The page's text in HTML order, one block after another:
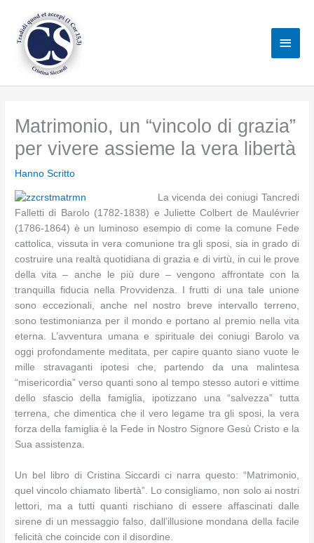
contenuto
Matrimonio, un “vincolo di grazia”
per vivere assieme la vera libertà
Hanno Scritto
La vicenda dei coniugi Tancredi
Falletti di Barolo (1782-1838) e Juliette Colbert de Maulévrier
(1786-1864) è un luminoso esempio di come la comune Fede
cattolica, vissuta in vera comunione tra gli sposi, sia in grado di
costruire una realtà quotidiana di grazia e di virtù, in cui le prove
della vita – anche le più dure – vengono affrontate con la
tranquilla fiducia nella Provvidenza. I frutti di una tale unione
sono eccezionali, anche nel nostro breve intervallo terreno,
sono testimonianza per il mondo e portano al premio nella vita
eterna. L’avventura umana e spirituale dei coniugi Barolo va
oggi profondamente meditata, per capire quanto siano vuote le
mille stravaganti ipotesi che, partendo da una malintesa
“misericordia” verso quanti sono al tempo stesso autori e vittime
dello sfascio della famiglia, ipotizzano una “salvezza” tutta
terrena, che dimentica che il vero legame tra gli sposi, la vera
forza della famiglia è la Fede in Nostro Signore Gesù Cristo e la
Sua assistenza.
Un bel libro di Cristina Siccardi ci narra questo: “Matrimonio,
quel vincolo chiamato libertà”. Lo consigliamo, non solo ai nostri
lettori, ma a tutti quanti rischiano di essere affascinati dalle
sirene di un messaggio falso, dall’illusione mondana della facile
felicità che coincide con il disordine.